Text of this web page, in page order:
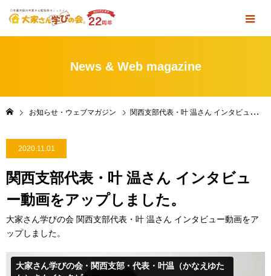
News & Web magazine
お知らせ・ウェブマガジン 関西支部代表・叶 温さん インタビュー動画をアップしました。
2020.11.01
関西支部代表・叶 温さん インタビュ
ー動画をアップしました。
大家さん学びの会 関西支部代表・叶 温さん インタビュー動画をア
ップしました。